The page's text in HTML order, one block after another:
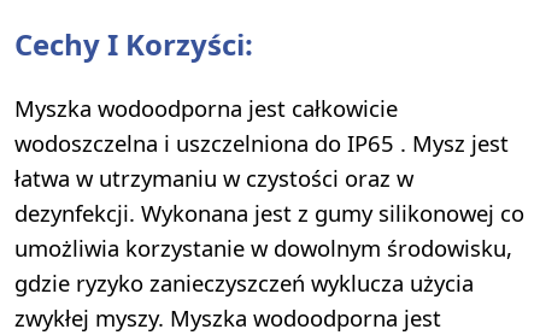
Cechy I Korzyści:
Myszka wodoodporna jest całkowicie
wodoszczelna i uszczelniona do IP65 . Mysz jest
łatwa w utrzymaniu w czystości oraz w
dezynfekcji. Wykonana jest z gumy silikonowej co
umożliwia korzystanie w dowolnym środowisku,
gdzie ryzyko zanieczyszczeń wyklucza użycia
zwykłej myszy. Myszka wodoodporna jest